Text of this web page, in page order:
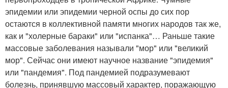
эпидемии или эпидемии черной оспы до сих пор
остаются в коллективной памяти многих народов так же,
как и "холерные бараки" или "испанка"… Раньше такие
массовые заболевания называли "мор" или "великий
мор". Сейчас они имеют научное название "эпидемия"
или "пандемия". Под пандемией подразумевают
болезнь, принявшую массовый характер, поражающую